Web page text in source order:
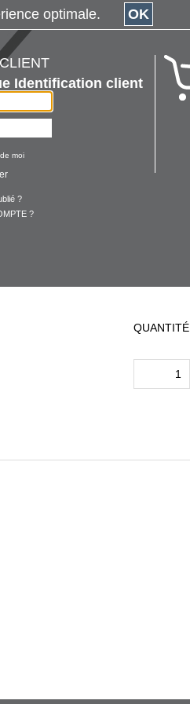
Identification client
moi
?
?
QUANTITÉ
optimale. OK